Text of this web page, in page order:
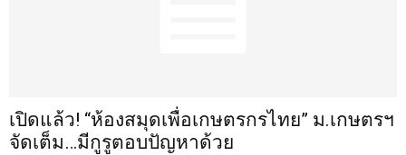
เปิดแล้ว! “ห้องสมุดเพื่อเกษตรกรไทย” ม.เกษตรฯ
จัดเต็ม…มีกูรูตอบปัญหาด้วย